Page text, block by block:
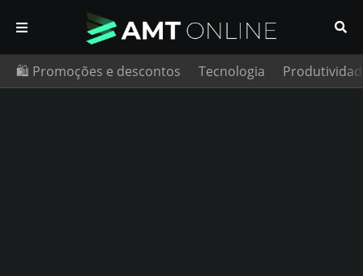
🛍️ Promoções e descontos Tecnologia